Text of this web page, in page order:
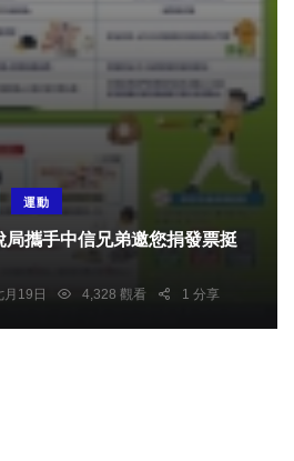
運動
攜手中信兄弟邀您捐發票挺
19日 4,328 觀看 1 分享